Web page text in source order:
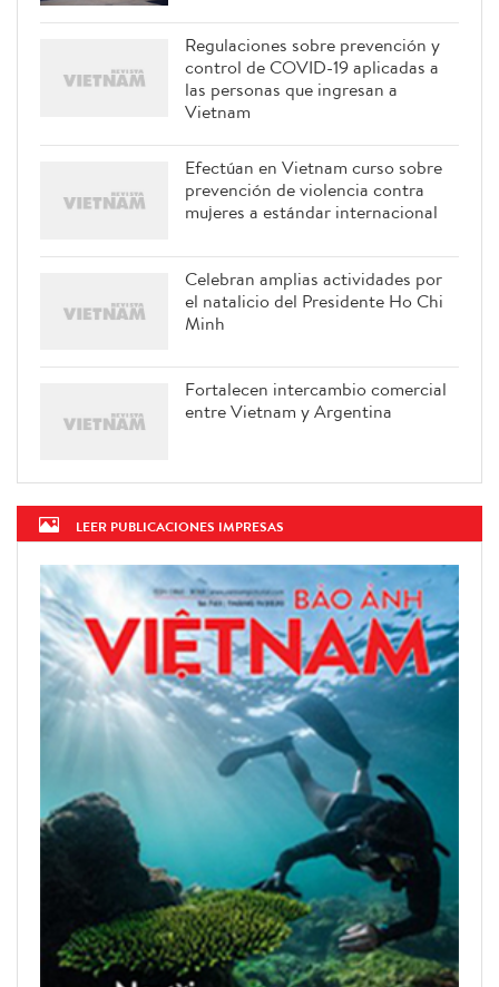
Regulaciones sobre prevención y
control de COVID-19 aplicadas a
las personas que ingresan a
Vietnam
Efectúan en Vietnam curso sobre
prevención de violencia contra
mujeres a estándar internacional
Celebran amplias actividades por
el natalicio del Presidente Ho Chi
Minh
Fortalecen intercambio comercial
entre Vietnam y Argentina
LEER PUBLICACIONES IMPRESAS